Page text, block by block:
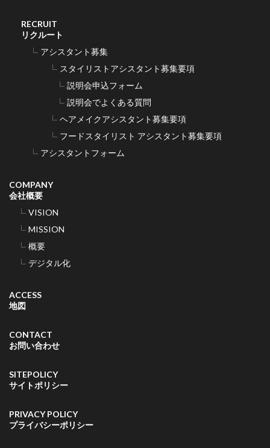
RECRUIT
リクルート
アシスタント募集
スタイリストアシスタント募集要項
説明会申込フォーム
説明会でよくある質問
ヘアメイクアシスタント募集要項
フードスタイリスト アシスタント募集要項
アシスタントフォーム
COMPANY
会社概要
VISION
MISSION
概要
デジタル化
ACCESS
地図
CONTACT
お問い合わせ
SITEPOLICY
サイトポリシー
PRIVACY POLICY
プライバシーポリシー